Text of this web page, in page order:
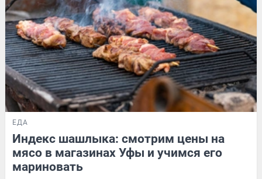
ЕДА
Индекс шашлыка: смотрим цены на
мясо в магазинах Уфы и учимся его
мариновать